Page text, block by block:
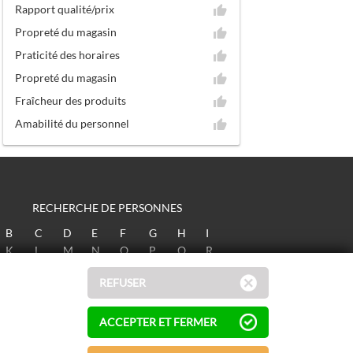
Rapport qualité/prix
Propreté du magasin
Praticité des horaires
Propreté du magasin
Fraîcheur des produits
Amabilité du personnel
RECHERCHE DE PERSONNES
B C D E F G H
I
K L M N O P Q
R
W X Y Z
REFUSER
ACCEPTER ET FERMER